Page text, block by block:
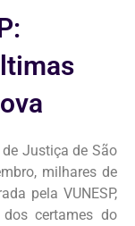
Justiça de São
milhares de
pela VUNESP,
certames do